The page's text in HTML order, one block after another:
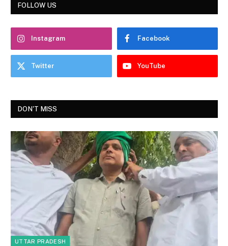
FOLLOW US
Instagram Facebook
Twitter YouTube
DON'T MISS
UTTAR PRADESH